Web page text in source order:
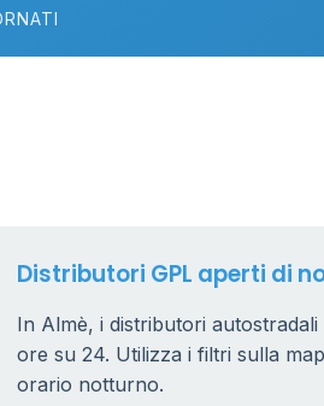
Distributori GPL aperti di
In Almè, i distributori
ore su 24. Utilizza i filtri sulla
orario notturno.